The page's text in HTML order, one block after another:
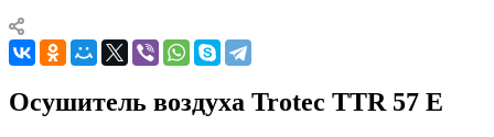
Осушитель воздуха Trotec TTR 57 Е